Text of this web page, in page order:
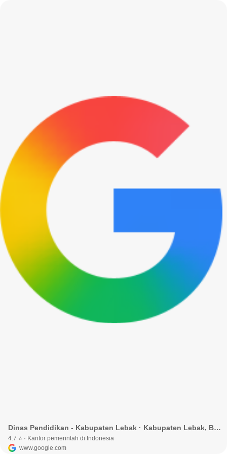
Dinas Pendidikan - Kabupaten Lebak · Kabupaten Lebak, Banten, Indonesia
4.7 ⭐ · Kantor pemerintah di Indonesia
www.google.com